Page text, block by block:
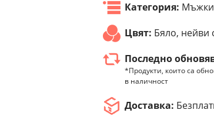
Категория:
Цвят: Бяло, нейви
Последно
*Продукти, които са
в наличност
Доставка: